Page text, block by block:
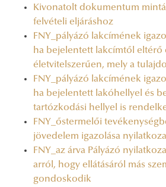
Kivonatolt dokumentum
felvételi eljáráshoz
FNY_pályázó lakcímének
ha bejelentett lakcímtől eltérő
életvitelszerűen, mely a
FNY_pályázó lakcímének
ha bejelentett lakóhellyel és
tartózkodási hellyel is
FNY_őstermelői
jövedelem igazolása
FNY_az árva Pályázó
arról, hogy ellátásáról más
gondoskodik